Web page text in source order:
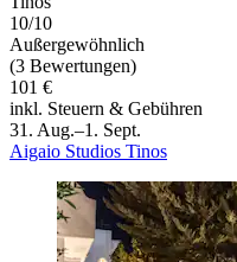
10/10
Außergewöhnlich
(3 Bewertungen)
101 €
inkl. Steuern & Gebühren
31. Aug.–1. Sept.
Aigaio Studios Tinos